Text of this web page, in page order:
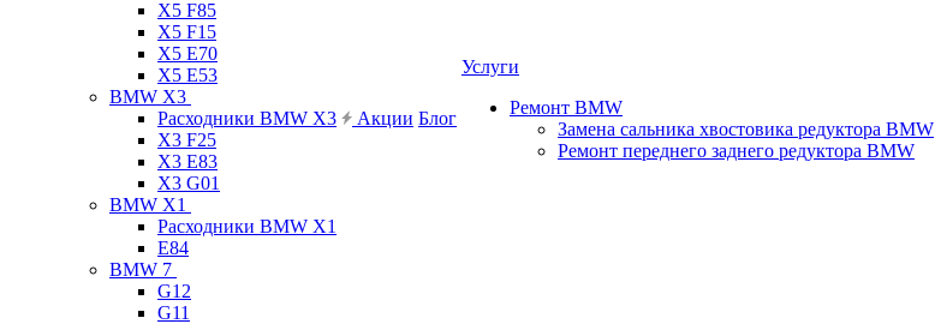
X5 F85
X5 F15
X5 E70
X5 E53
BMW X3
Расходники BMW X3
X3 F25
X3 E83
X3 G01
BMW X1
Расходники BMW X1
E84
BMW 7
G12
G11
Акции Блог
Услуги
Ремонт BMW
Замена сальника хвостовика редуктора BMW
Ремонт переднего заднего редуктора BMW